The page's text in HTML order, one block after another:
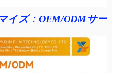
イズ：OEM/ODMサー